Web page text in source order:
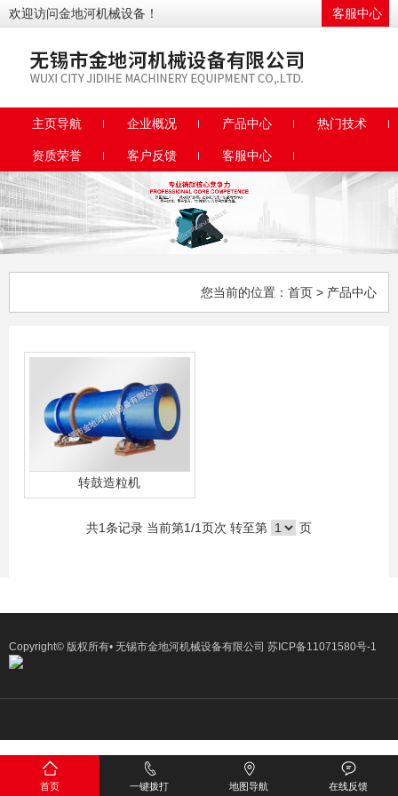
欢迎访问金地河机械设备！ 客服中心
主页导航 企业概况 产品中心 热门技术
资质荣誉 客户反馈 客服中心
您当前的位置：首页 > 产品中心
转鼓造粒机
共1条记录 当前第1/1页次 转至第 页
Copyright© 版权所有• 无锡市金地河机械设备有限公司 苏ICP备11071580号-1
首页 一键拨打 地图导航 在线反馈